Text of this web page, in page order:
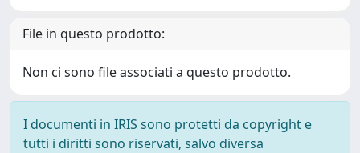
File in questo prodotto:
Non ci sono file associati a questo prodotto.
I documenti in IRIS sono protetti da copyright e
tutti i diritti sono riservati, salvo diversa